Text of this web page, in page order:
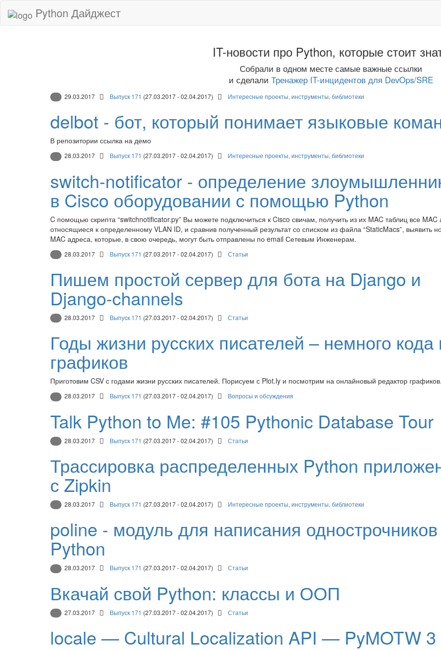
Python Дайджест
IT-новости про Python, которые стоит
Собрали в одном месте самые важные ссылки
и сделали Тренажер IT-инцидентов для DevOps/SRE
29.03.2017 Выпуск 171 (27.03.2017 - 02.04.2017) Интересные проекты, инструменты, библиотеки
delbot - бот, который понимает языковые
В репозитории ссылка на демо
28.03.2017 Выпуск 171 (27.03.2017 - 02.04.2017) Интересные проекты, инструменты, библиотеки
switch-notificator - определение
в Cisco оборудовании с помощью Python
C помощью скрипта “switchnotificator.py” Вы можете подключиться к Cisco свичам, получить из их MAC таблиц все MAC
относящиеся к определенному VLAN ID, и сравнив полученный результат со списком из файла “StaticMacs”, выявить
MAC адреса, которые, в свою очередь, могут быть отправлены по email Сетевым Инженерам.
28.03.2017 Выпуск 171 (27.03.2017 - 02.04.2017) Статьи
Пишем простой сервер для бота на Django и
Django-channels
28.03.2017 Выпуск 171 (27.03.2017 - 02.04.2017) Статьи
Годы жизни русских писателей – немного кода
графиков
Приготовим CSV с годами жизни русских писателей. Порисуем с Plot.ly и посмотрим на онлайновый редактор графиков.
28.03.2017 Выпуск 171 (27.03.2017 - 02.04.2017) Вопросы и обсуждения
Talk Python to Me: #105 Pythonic Database Tour
28.03.2017 Выпуск 171 (27.03.2017 - 02.04.2017) Статьи
Трассировка распределенных Python
с Zipkin
28.03.2017 Выпуск 171 (27.03.2017 - 02.04.2017) Интересные проекты, инструменты, библиотеки
poline - модуль для написания
Python
28.03.2017 Выпуск 171 (27.03.2017 - 02.04.2017) Статьи
Вкачай свой Python: классы и ООП
27.03.2017 Выпуск 171 (27.03.2017 - 02.04.2017) Статьи
locale — Cultural Localization API — PyMOTW 3